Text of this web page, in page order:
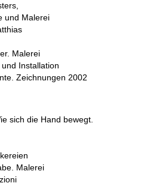
und Malerei
Malerei
Installation
Zeichnungen 2002
sich die Hand bewegt.
Malerei